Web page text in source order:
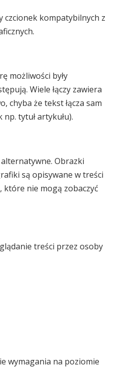
czcionek kompatybilnych z
możliwości były
Wiele łączy zawiera
chyba że tekst łącza sam
tytuł artykułu).
Obrazki
są opisywane w treści
które nie mogą zobaczyć
treści przez osoby
wymagania na poziomie